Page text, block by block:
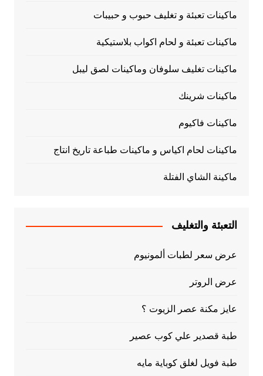
ماكينات تعبئة و تغليف حبوب و حبيبات
ماكينات تعبئة و لحام اكواب بلاستيكية
ماكينات تغليف سلوفان وماكينات لصق ليبل
ماكينات شرينك
ماكينات فاكيوم
ماكينات لحام اكياس و ماكينات طباعة تاريخ انتاج
ماكينة الشاي الفتلة
التعبئة والتغليف
عرض سعر لطبات ألمونيوم
عرض الروتر
عايز مكنة عصر الزيوت ؟
طبة قصدير علي كوب عصير
طبة فويل لغلق كوباية مايه